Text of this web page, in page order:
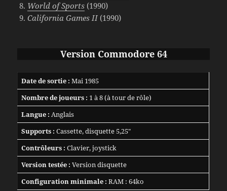
World of Sports (1990)
California Games II(1990)
Version Commodore 64
Date de sortie : Mai 1985
Nombre de joueurs : 1 à 8 (à tour de rôle)
Langue : Anglais
Supports : Cassette, disquette 5,25″
Contrôleurs : Clavier, joystick
Version testée : Version disquette
Configuration minimale : RAM : 64ko